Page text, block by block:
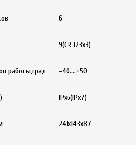
6
9(СR 123x3)
работы,град -40....+50
IPx6(IPx7)
241x143x87